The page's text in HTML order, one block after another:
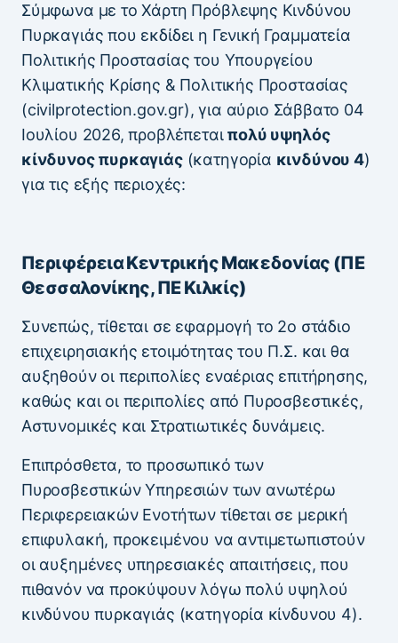
Σύμφωνα με το Χάρτη Πρόβλεψης Κινδύνου
Πυρκαγιάς που εκδίδει η Γενική Γραμματεία
Πολιτικής Προστασίας του Υπουργείου
Κλιματικής Κρίσης & Πολιτικής Προστασίας
(civilprotection.gov.gr), για αύριο Σάββατο 04
Ιουλίου 2026, προβλέπεταιπολύ υψηλός
κίνδυνος πυρκαγιάς(κατηγορία κινδύνου 4)
για τις εξής περιοχές:
Περιφέρεια Κεντρικής Μακεδονίας (ΠΕ
Θεσσαλονίκης, ΠΕ Κιλκίς)
Συνεπώς, τίθεται σε εφαρμογή το 2ο στάδιο
επιχειρησιακής ετοιμότητας του Π.Σ. και θα
αυξηθούν οι περιπολίες εναέριας επιτήρησης,
καθώς και οι περιπολίες από Πυροσβεστικές,
Αστυνομικές και Στρατιωτικές δυνάμεις.
Επιπρόσθετα, το προσωπικό των
Πυροσβεστικών Υπηρεσιών των ανωτέρω
Περιφερειακών Ενοτήτων τίθεται σε μερική
επιφυλακή, προκειμένου να αντιμετωπιστούν
οι αυξημένες υπηρεσιακές απαιτήσεις, που
πιθανόν να προκύψουν λόγω πολύ υψηλού
κινδύνου πυρκαγιάς (κατηγορία κίνδυνου 4).